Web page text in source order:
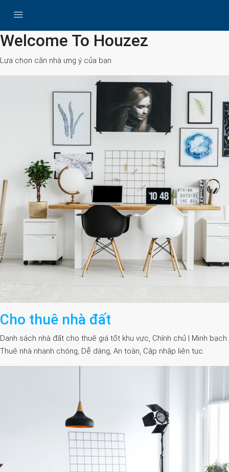
Search
Welcome To Houzez
Lựa chọn căn nhà ưng ý của bạn
Cho thuê nhà đất
Danh sách nhà đất cho thuê giá tốt khu vực, Chính chủ | Minh bạch.
Thuê nhà nhanh chóng, Dễ dàng, An toàn, Cập nhập liên tục.